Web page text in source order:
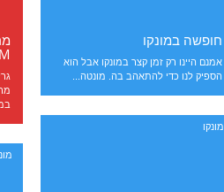
חופשה במונקו
אמנם היינו רק זמן קצר במונקו אבל הוא
הספיק לנו כדי להתאהב בה. מונטה...
מונקו